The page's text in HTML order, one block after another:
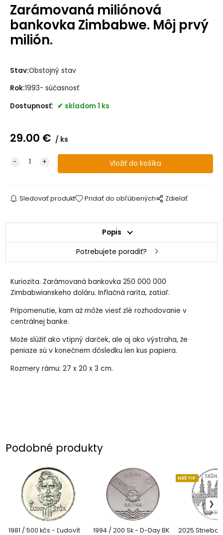
Zarámovaná miliónová
bankovka Zimbabwe. Môj prvý
milión.
Stav:Obstojný stav
Rok:1993- súčasnosť
Dostupnosť:
skladom 1 ks
29.00 € ks
Sledovať produkt Pridať do obľúbených Zdielať
Popis
Potrebujete poradiť?
Kuriozita. Zarámovaná bankovka 250 000 000
Zimbabwianskeho doláru. Inflačná rarita, zatiaľ.
Pripomenutie, kam až môže viesť zlé rozhodovanie v
centrálnej banke.
Može slúžiť ako vtipný darček, ale aj ako výstraha, že
peniaze sú v konečnem dôsledku len kus papiera.
Rozmery rámu: 27 x 20 x 3 cm.
Podobné produkty
1981 / 500 kčs - Ľudovít
1994 / 200 Sk - D-Day BK
2025
NÁŠ TIP